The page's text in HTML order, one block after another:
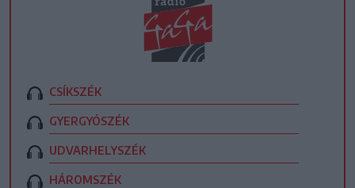
CSÍKSZÉK
GYERGYÓSZÉK
UDVARHELYSZÉK
HÁROMSZÉK